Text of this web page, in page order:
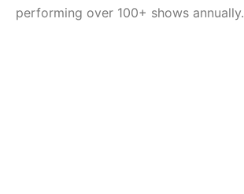
performing over 100+ shows annually.